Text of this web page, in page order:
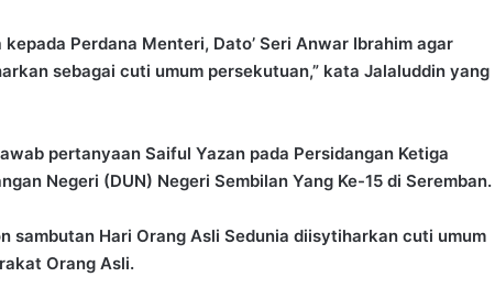
Perdana Menteri, Dato’ Seri Anwar Ibrahim agar
sebagai cuti umum persekutuan,” kata Jalaluddin yang
pertanyaan Saiful Yazan pada Persidangan Ketiga
Negeri (DUN) Negeri Sembilan Yang Ke-15 di Seremban.
sambutan Hari Orang Asli Sedunia diisytiharkan cuti umum
Orang Asli.